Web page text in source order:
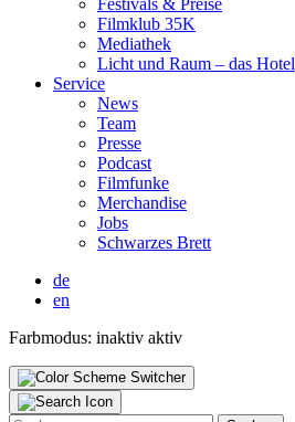
Fes­ti­vals & Prei­se
Film­klub 35K
Media­thek
Licht und Raum – das Hotel
Ser­vice
News
Team
Pres­se
Pod­cast
Film­fun­ke
Mer­chan­di­se
Jobs
Schwar­zes Brett
de
en
Farbmodus: inaktiv aktiv